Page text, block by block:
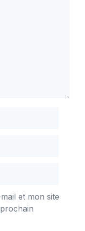
et mon site